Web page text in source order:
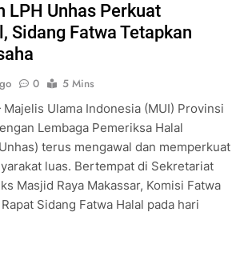
LPH Unhas Perkuat
Sidang Fatwa Tetapkan
0
5 Mins
Ulama Indonesia (MUI) Provinsi
Lembaga Pemeriksa Halal
terus mengawal dan memperkuat
luas. Bertempat di Sekretariat
Masjid Raya Makassar, Komisi Fatwa
Sidang Fatwa Halal pada hari